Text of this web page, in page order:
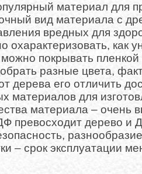
материал для
вид материала с
вредных для
как
покрывать
разные цвета,
дерева его отличить
материалов для
материала – очень
превосходит дерево и
– срок эксплуатации